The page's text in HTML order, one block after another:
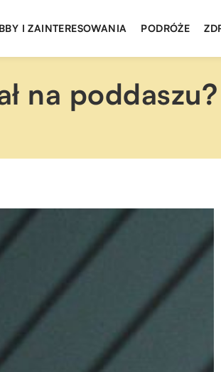
I ZAINTERESOWANIA PODRÓŻE
na poddaszu?